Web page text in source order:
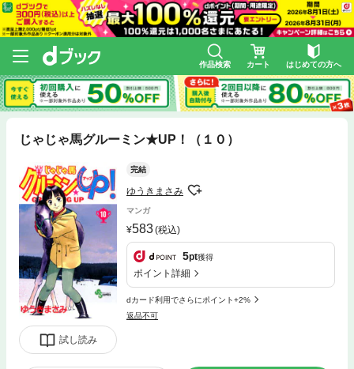
作品検索 カート はじめての方へ
じゃじゃ馬グルーミン★UP！（１０）
試し読み
完結
ゆうきまさみ
マンガ
583(税込)
5pt獲得
ポイント詳細
dカード利用でさらにポイント+2%
返品不可